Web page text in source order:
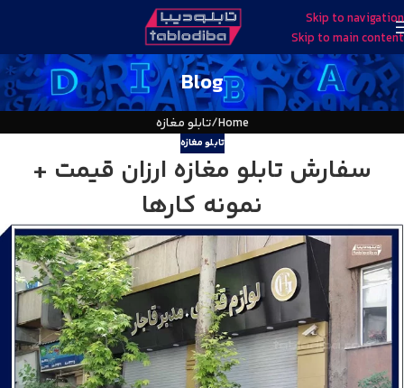
Skip to navigation
Skip to main content
Blog
Home تابلو مغازه
تابلو مغازه
سفارش تابلو مغازه ارزان قیمت +
نمونه کارها